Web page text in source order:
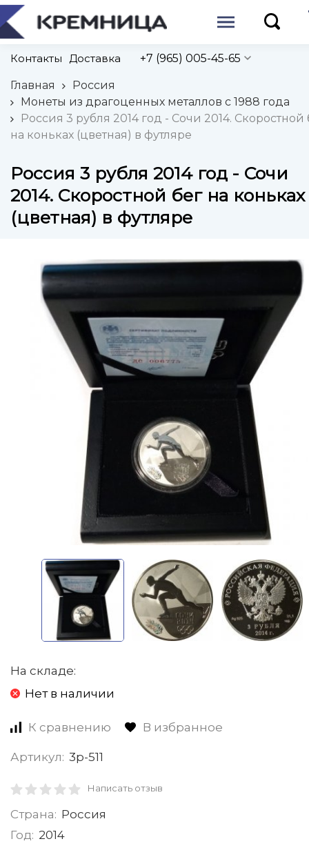
Контакты Доставка +7 (965) 005-45-65
Главная
Россия
Монеты из драгоценных металлов с 1988 года
Россия 3 рубля 2014 год - Сочи 2014. Скоростной
на коньках (цветная) в футляре
Россия 3 рубля 2014 год - Сочи
2014. Скоростной бег на коньках
(цветная) в футляре
На складе:
Нет в наличии
К сравнению В избранное
Артикул: 3р-511
Написать отзыв
Страна: Россия
Год: 2014